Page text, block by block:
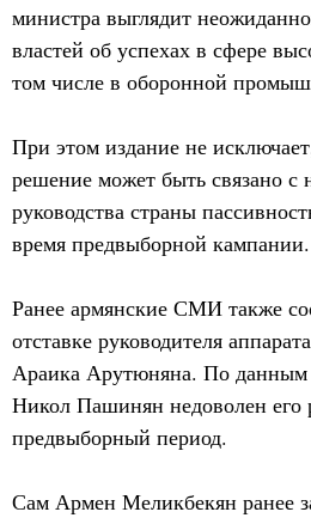
министра выглядит
властей об успехах в сфере
том числе в оборонной
При этом издание не
решение может быть связано с
руководства страны
время предвыборной кампании.
Ранее армянские СМИ также
отставке руководителя
Араика Арутюняна. По данным
Никол Пашинян недоволен его
предвыборный период.
Сам Армен Меликбекян ранее